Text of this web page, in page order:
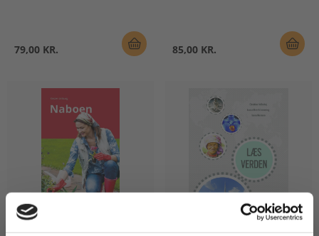
79,00 KR. 85,00 KR.